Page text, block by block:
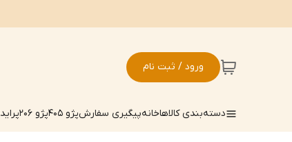
ورود / ثبت نام
دسته‌بندی کالاهاخانهپیگیری سفارشپژو 405 پژو 206 پراید